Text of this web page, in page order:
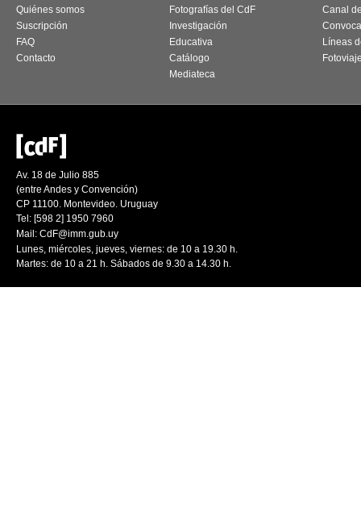
Quiénes somos
Suscripción
FAQ
Contacto
Fotografías del CdF
Investigación
Educativa
Catálogo
Mediateca
Canal
Líneas
Av. 18 de Julio 885
(entre Andes y Convención)
CP 11100. Montevideo. Uruguay
Tel: [598 2] 1950 7960
Mail: CdF@imm.gub.uy
Lunes, miércoles, jueves, viernes: de 10 a 19.30 h.
Martes: de 10 a 21 h. Sábados de 9.30 a 14.30 h.